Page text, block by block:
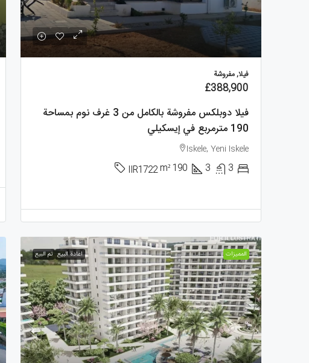
فيلا, مفروشة
£388,900
فيلا دوبلكس مفروشة بالكامل من 3 غرف نوم بمساحة
190 مترمربع في إيسكيلي
Iskele, Yeni Iskele
3
3
190
m²
IIR1722
الممیزات اعادة البيع تم البيع